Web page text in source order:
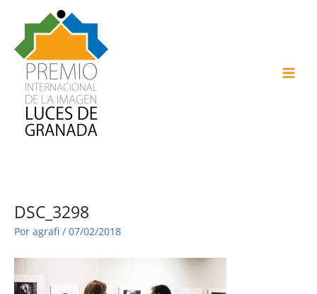
contenido
DSC_3298
Por agrafi / 07/02/2018